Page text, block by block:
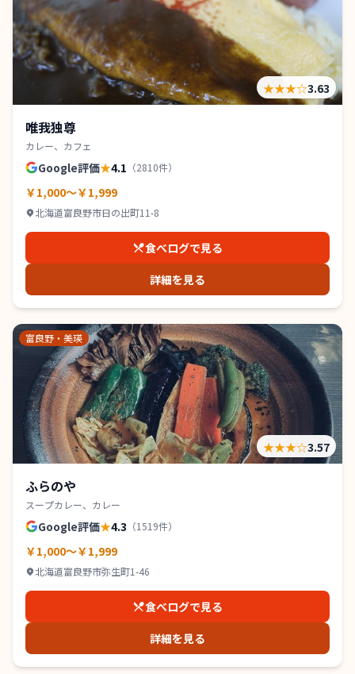
★★★☆3.63
唯我独尊
カレー、カフェ
Google評価★4.1 （2810件）
￥1,000～￥1,999
北海道富良野市日の出町11-8
食べログで見る
詳細を見る
富良野・美瑛
★★★☆3.57
ふらのや
スープカレー、カレー
Google評価★4.3 （1519件）
￥1,000～￥1,999
北海道富良野市弥生町1-46
食べログで見る
詳細を見る